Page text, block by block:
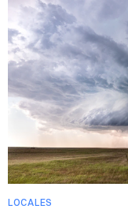
LOCALES